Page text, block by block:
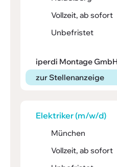
Vollzeit, ab sofort
Unbefristet
iperdi Montage
zur Stellenanzeige
Elek­triker (m/w/d)
München
Vollzeit, ab sofort